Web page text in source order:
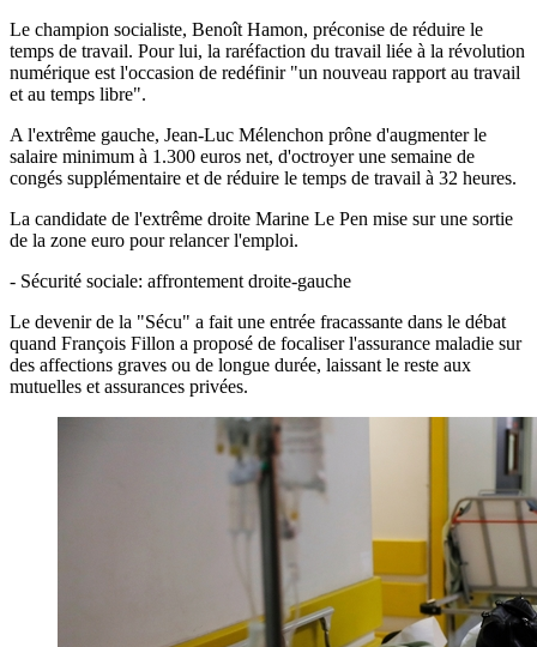
Le champion socialiste, Benoît Hamon, préconise de réduire le
temps de travail. Pour lui, la raréfaction du travail liée à la révolution
numérique est l'occasion de redéfinir "un nouveau rapport au travail
et au temps libre".
A l'extrême gauche, Jean-Luc Mélenchon prône d'augmenter le
salaire minimum à 1.300 euros net, d'octroyer une semaine de
congés supplémentaire et de réduire le temps de travail à 32 heures.
La candidate de l'extrême droite Marine Le Pen mise sur une sortie
de la zone euro pour relancer l'emploi.
- Sécurité sociale: affrontement droite-gauche
Le devenir de la "Sécu" a fait une entrée fracassante dans le débat
quand François Fillon a proposé de focaliser l'assurance maladie sur
des affections graves ou de longue durée, laissant le reste aux
mutuelles et assurances privées.